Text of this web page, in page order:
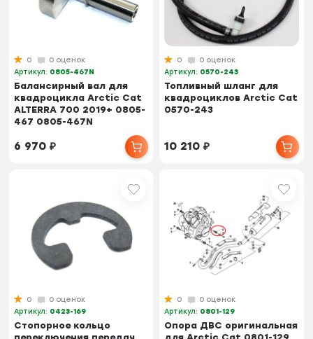
0
0 оценок
Артикул: 0805-467N
Балансирный вал для
квадроцикла Arctic Cat
ALTERRA 700 2019+ 0805-
467 0805-467N
6 970₽
0
0 оценок
Артикул: 0570-243
Топливный шланг для
квадроциклов Arctic Cat
0570-243
10 210₽
0
0 оценок
Артикул: 0423-169
Стопорное кольцо
0
0 оценок
Артикул: 0801-129
Опора ДВС оригинальная